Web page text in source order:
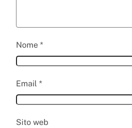
Nome *
Email *
Sito web